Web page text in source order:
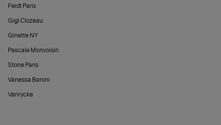
Feidt Paris
Gigi Clozeau
Ginette NY
Pascale Monvoisin
Stone Paris
Vanessa Baroni
Vanrycke